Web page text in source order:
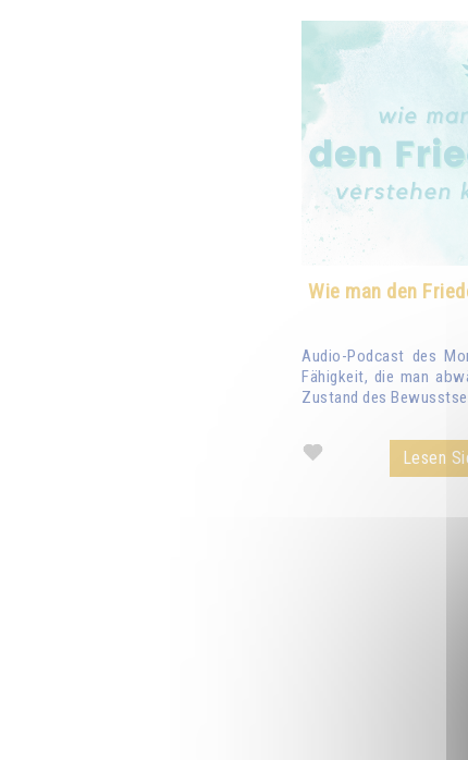
Wie man den
Audio-Podcast des
Fähigkeit, die man
Zustand des
Lesen